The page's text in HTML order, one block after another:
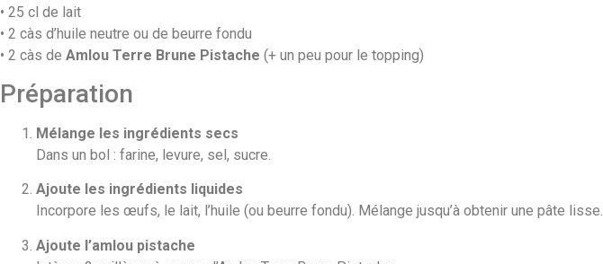
• 25 cl de lait
• 2 càs d’huile neutre ou de beurre fondu
• 2 càs de Amlou Terre Brune Pistache (+ un peu pour le topping)
Préparation
Mélange les ingrédients secs
Dans un bol : farine, levure, sel, sucre.
Ajoute les ingrédients liquides
Incorpore les œufs, le lait, l’huile (ou beurre fondu). Mélange jusqu’à obtenir une pâte lisse.
Ajoute l’amlou pistache